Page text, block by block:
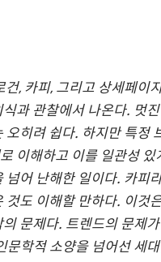
건, 카피, 그리고 상세페이
과 관찰에서 나온다. 멋
오히려 쉽다. 하지만 특정
이해하고 이를 일관성 있
넘어 난해한 일이다. 카피
것도 이해할 만하다. 이것
문제다. 트렌드의 문제
문학적 소양을 넘어선 세